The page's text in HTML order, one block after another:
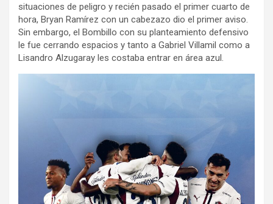
situaciones de peligro y recién pasado el primer cuarto de
hora, Bryan Ramírez con un cabezazo dio el primer aviso.
Sin embargo, el Bombillo con su planteamiento defensivo
le fue cerrando espacios y tanto a Gabriel Villamil como a
Lisandro Alzugaray les costaba entrar en área azul.